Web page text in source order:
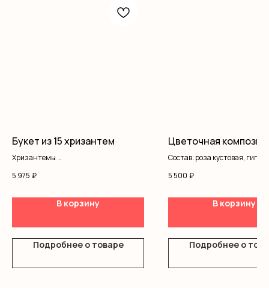
Букет из 15 хризантем
Хризантемы
5 975 ₽
В корзину
Подробнее о товаре
Цветочная
Состав: роза кустовая,
5 500 ₽
В корзину
Подробнее о